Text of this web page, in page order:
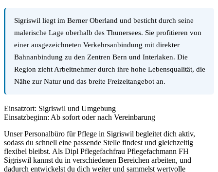
Sigriswil liegt im Berner Oberland und besticht durch seine
malerische Lage oberhalb des Thunersees. Sie profitieren von
einer ausgezeichneten Verkehrsanbindung mit direkter
Bahnanbindung zu den Zentren Bern und Interlaken. Die
Region zieht Arbeitnehmer durch ihre hohe Lebensqualität, die
Nähe zur Natur und das breite Freizeitangebot an.
Einsatzort: Sigriswil und Umgebung
Einsatzbeginn: Ab sofort oder nach Vereinbarung
Unser Personalbüro für Pflege in Sigriswil begleitet dich aktiv,
sodass du schnell eine passende Stelle findest und gleichzeitig
flexibel bleibst. Als Dipl Pflegefachfrau Pflegefachmann FH
Sigriswil kannst du in verschiedenen Bereichen arbeiten, und
dadurch entwickelst du dich weiter und sammelst wertvolle